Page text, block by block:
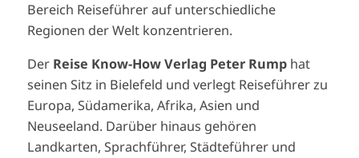
Bereich Reiseführer auf unterschiedliche
Regionen der Welt konzentrieren.
Der Reise Know-How Verlag Peter Rumphat
seinen Sitz in Bielefeld und verlegt Reiseführer zu
Europa, Südamerika, Afrika, Asien und
Neuseeland. Darüber hinaus gehören
Landkarten, Sprachführer, Städteführer und